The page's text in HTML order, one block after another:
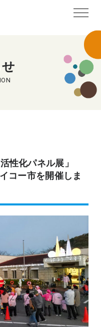
性化パネル展」
コー市を開催しま